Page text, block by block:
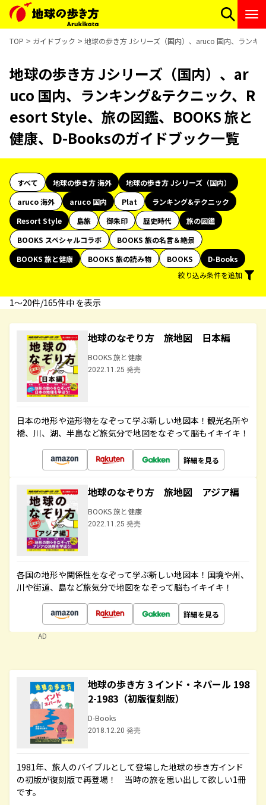
TOP ガイドブック 地球の歩き方 Jシリーズ（国内）、aruco 国内、ランキ
地球の歩き方 Jシリーズ（国内）、ar
uco 国内、ランキング&テクニック、R
esort Style、旅の図鑑、BOOKS 旅と
健康、D-Booksのガイドブック一覧
すべて 地球の歩き方 海外
地球の歩き方 Jシリーズ（国内）
aruco 海外
aruco 国内 Plat
ランキング&テクニック
Resort Style
島旅 御朱印 歴史時代
旅の図鑑
BOOKS スペシャルコラボ
BOOKS 旅の名言＆絶景
BOOKS 旅と健康
BOOKS 旅の読み物 BOOKS
D-Books
絞り込み条件を追加
1〜20件/165件中 を表示
地球のなぞり方 旅地図 日本編
BOOKS 旅と健康
2022.11.25 発売
日本の地形や造形物をなぞって学ぶ新しい地図本！観光名所や
橋、川、湖、半島など旅気分で地図をなぞって脳もイキイキ！
詳細を見る
地球のなぞり方 旅地図 アジア編
BOOKS 旅と健康
2022.11.25 発売
各国の地形や関係性をなぞって学ぶ新しい地図本！国境や州、
川や街道、島など旅気分で地図をなぞって脳もイキイキ！
詳細を見る
AD
地球の歩き方 3 インド・ネパール 198
2-1983（初版復刻版）
D-Books
2018.12.20 発売
1981年、旅人のバイブルとして登場した地球の歩き方インド
の初版が復刻版で再登場！ 当時の旅を思い出して欲しい1冊
です。